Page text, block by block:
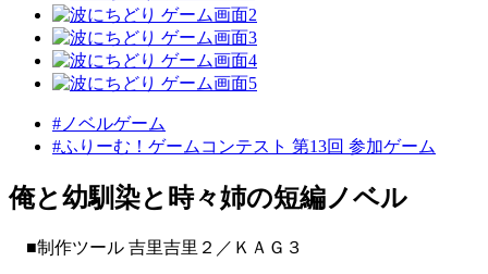
#ノベルゲーム
#ふりーむ！ゲームコンテスト 第13回 参加ゲーム
俺と幼馴染と時々姉の短編ノベル
■制作ツール 吉里吉里２／ＫＡＧ３